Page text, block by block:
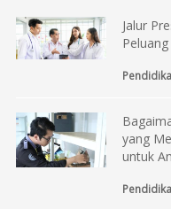
Jalur
yang
untuk